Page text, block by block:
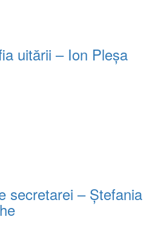
uitării – Ion Pleșa
secretarei – Ștefania